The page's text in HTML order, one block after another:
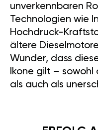
unverkennbaren
Technologien wie
Hochdruck-
ältere
Wunder, dass
Ikone gilt – sowohl
als auch als